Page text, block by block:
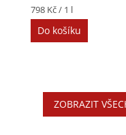
Měrná
cena:
798 Kč / 1 l
Do košíku
ZOBRAZIT